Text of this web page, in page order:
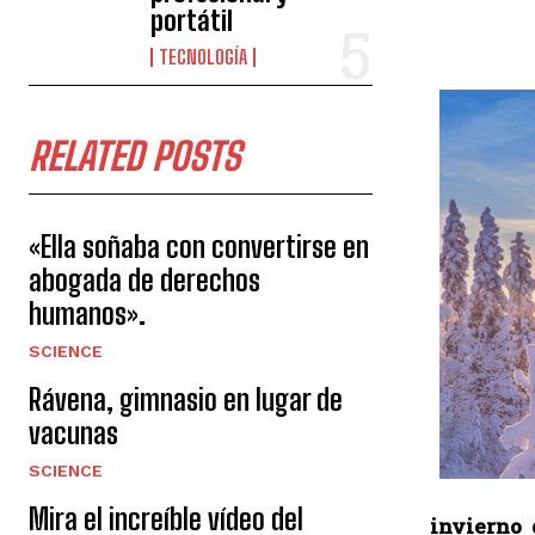
portátil
TECNOLOGÍA
RELATED POSTS
«Ella soñaba con convertirse en
abogada de derechos
humanos».
SCIENCE
Rávena, gimnasio en lugar de
vacunas
SCIENCE
Mira el increíble vídeo del
invierno